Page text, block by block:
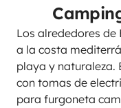
Los alrededores de
a la costa
playa y naturaleza.
con tomas de
para furgoneta